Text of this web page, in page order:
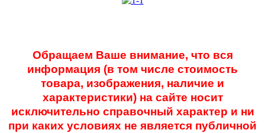
Обращаем Ваше внимание, что вся
информация (в том числе стоимость
товара, изображения, наличие и
характеристики) на сайте носит
исключительно справочный характер и ни
при каких условиях не является публичной